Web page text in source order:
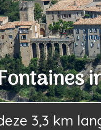
3,3 km